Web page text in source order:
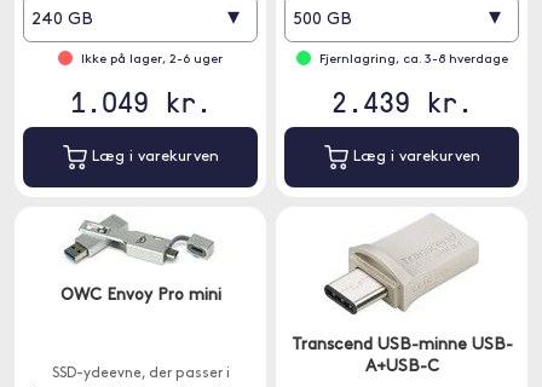
240 GB ▾
Ikke på lager, 2-6 uger
1.049 kr.
Læg i varekurven
500 GB ▾
Fjernlagring, ca. 3-8 hverdage
2.439 kr.
Læg i varekurven
OWC Envoy Pro mini
SSD-ydeevne, der passer i
Transcend USB-minne USB-
A+USB-C